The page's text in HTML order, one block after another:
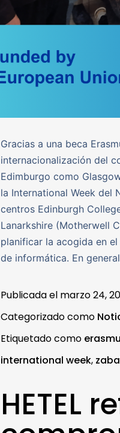
Gracias a una beca
internacionalización del
Edimburgo como
la International Week del
centros Edinburgh
Lanarkshire (Motherwell
planificar la acogida en
de informática. En
Publicada el marzo 24,
Categorizado como
Etiquetado como
international week,
HETEL